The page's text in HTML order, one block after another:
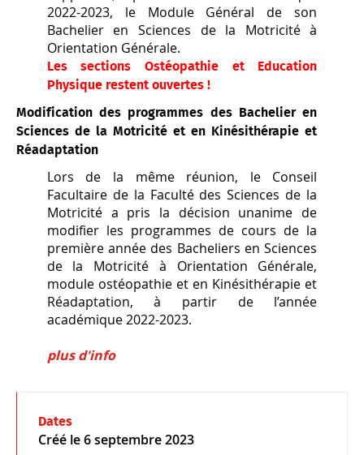
2022-2023, le Module Général de son
Bachelier en Sciences de la Motricité à
Orientation Générale.
Les sections Ostéopathie et Education
Physique restent ouvertes !
Modification des programmes des Bachelier en
Sciences de la Motricité et en Kinésithérapie et
Réadaptation
Lors de la même réunion, le Conseil
Facultaire de la Faculté des Sciences de la
Motricité a pris la décision unanime de
modifier les programmes de cours de la
première année des Bacheliers en Sciences
de la Motricité à Orientation Générale,
module ostéopathie et en Kinésithérapie et
Réadaptation, à partir de l’année
académique 2022-2023.
plus d'info
Dates
Créé le6 septembre 2023